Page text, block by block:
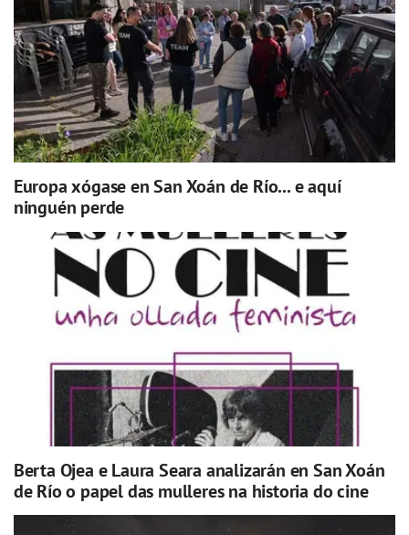
Europa xógase en San Xoán de Río... e aquí
ninguén perde
Berta Ojea e Laura Seara analizarán en San Xoán
de Río o papel das mulleres na historia do cine